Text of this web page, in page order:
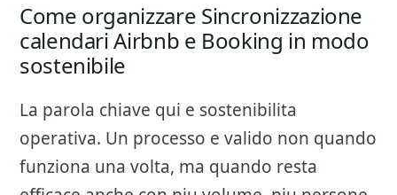
Come organizzare Sincronizzazione
calendari Airbnb e Booking in modo
sostenibile
La parola chiave qui e sostenibilita
operativa. Un processo e valido non quando
funziona una volta, ma quando resta